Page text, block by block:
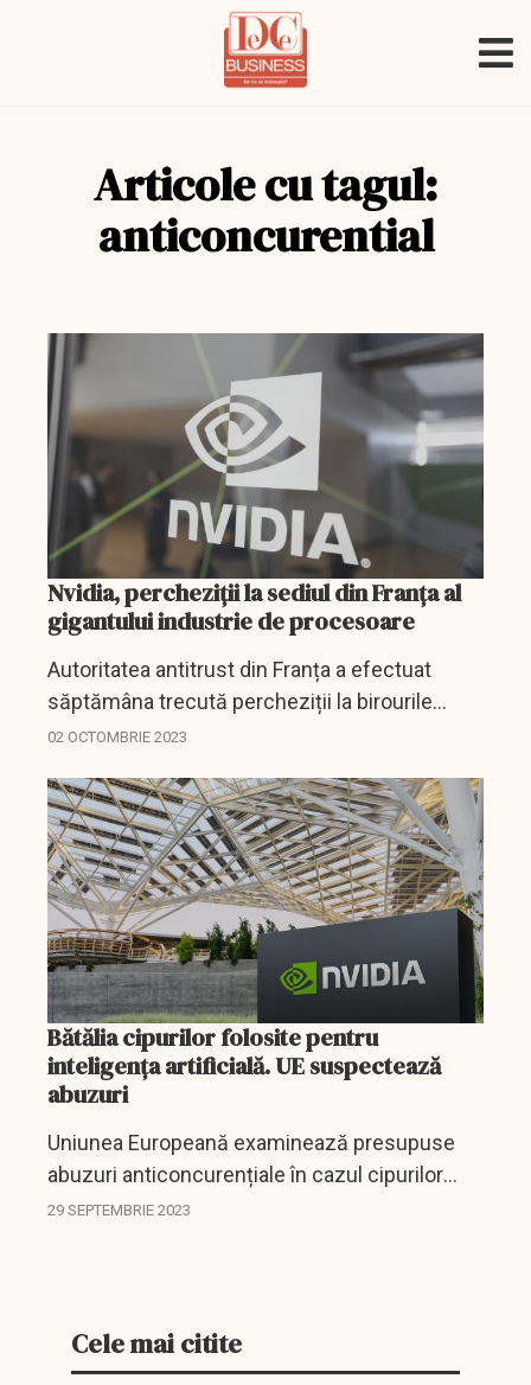
Articole cu tagul:
anticoncurential
Nvidia, percheziții la sediul din Franța al
gigantului industrie de procesoare
Autoritatea antitrust din Franța a efectuat
săptămâna trecută percheziții la birourile
Nvidia din această țară.
02 OCTOMBRIE 2023
Bătălia cipurilor folosite pentru
inteligența artificială. UE suspectează
abuzuri
Uniunea Europeană examinează presupuse
abuzuri anticoncurențiale în cazul cipurilor
folosite pentru inteligența artificială, o piață pe
29 SEPTEMBRIE 2023
Cele mai citite